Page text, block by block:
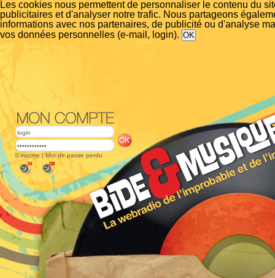
Les cookies nous permettent de personnaliser le contenu du
publicitaires et d'analyser notre trafic. Nous partageons
informations avec nos partenaires, de publicité ou d'analyse
vos données personnelles (e-mail, login).
S'inscrire | Mot de passe perdu